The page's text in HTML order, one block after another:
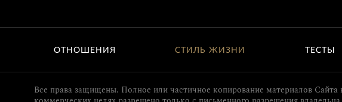
ОТНОШЕНИЯ СТИЛЬ ЖИЗНИ ТЕСТЫ
Все права защищены. Полное или частичное копирование материалов Сайта